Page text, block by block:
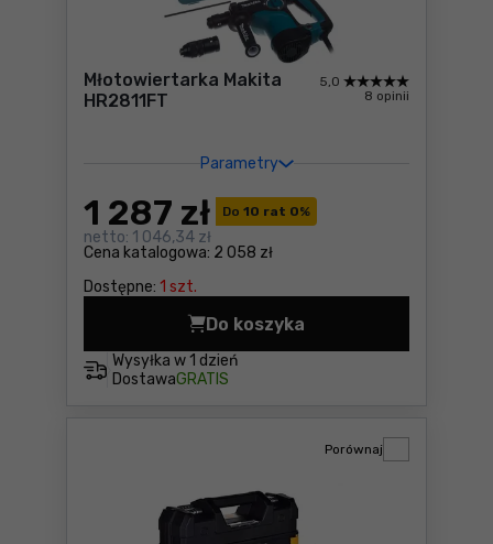
Młotowiertarka Makita
HR2811FT
Parametry
5,0
8 opinii
Do 10 rat 0%
Cena katalogowa: 2 058 zł
1 287 zł
netto: 1 046,34 zł
Dostępne: 1 szt.
Wysyłka w 1 dzień
DostawaGRATIS
Do koszyka
Młotowiertarka Makita
Porównaj